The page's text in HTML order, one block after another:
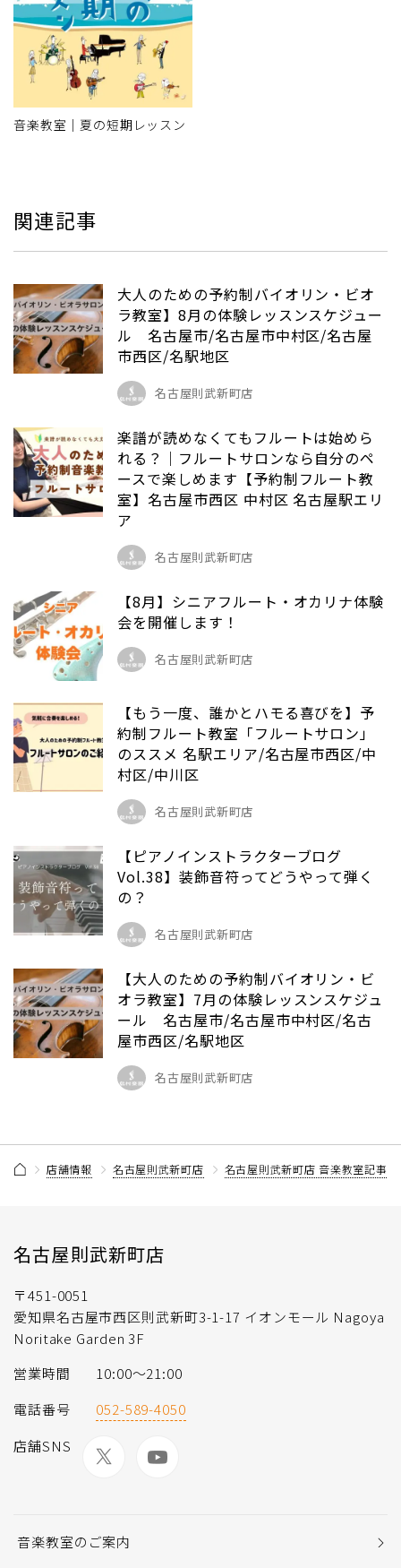
音楽教室｜夏の短期レッスン
関連記事
大人のための予約制バイオリン・ビオ
ラ教室】8月の体験レッスンスケジュー
ル 名古屋市/名古屋市中村区/名古屋
市西区/名駅地区
名古屋則武新町店
楽譜が読めなくてもフルートは始めら
れる？｜フルートサロンなら自分のペ
ースで楽しめます【予約制フルート教
室】名古屋市西区 中村区 名古屋駅エリ
ア
名古屋則武新町店
【8月】シニアフルート・オカリナ体験
会を開催します！
名古屋則武新町店
【もう一度、誰かとハモる喜びを】予
約制フルート教室「フルートサロン」
のススメ 名駅エリア/名古屋市西区/中
村区/中川区
名古屋則武新町店
【ピアノインストラクターブログ
Vol.38】装飾音符ってどうやって弾く
の？
名古屋則武新町店
【大人のための予約制バイオリン・ビ
オラ教室】7月の体験レッスンスケジュ
ール 名古屋市/名古屋市中村区/名古
屋市西区/名駅地区
名古屋則武新町店
店舗情報 名古屋則武新町店 名古屋則武新町店 音楽教室記事一
名古屋則武新町店
〒451-0051
愛知県名古屋市西区則武新町3-1-17 イオンモール Nagoya
Noritake Garden 3F
営業時間
10:00～21:00
電話番号
052-589-4050
店舗SNS
音楽教室のご案内